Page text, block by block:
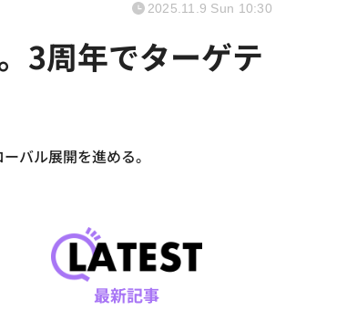
3周年でターゲテ
バル展開を進める。
2025.11.9 Sun 10:30
最新記事